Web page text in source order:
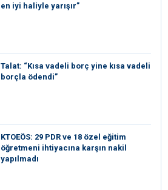
en iyi haliyle yarışır”
Talat: “Kısa vadeli borç yine kısa vadeli
borçla ödendi”
KTOEÖS: 29 PDR ve 18 özel eğitim
öğretmeni ihtiyacına karşın nakil
yapılmadı